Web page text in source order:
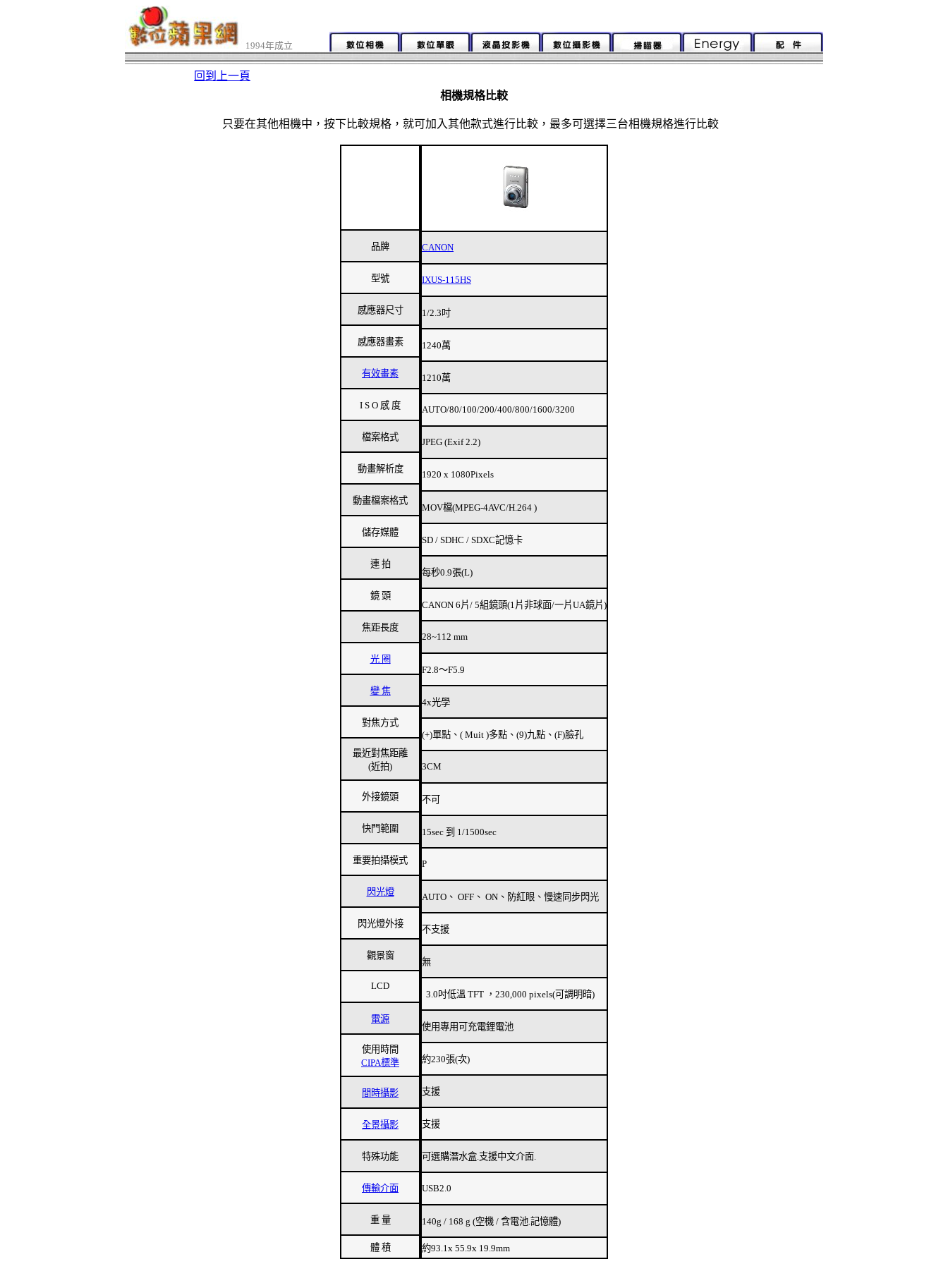
1994年成立
回到上一頁
相機規格比較
只要在其他相機中，按下比較規格，就可加入其他款式進行比較，最多可選擇三台相機規格進行比較
品牌
型號
感應器尺寸
感應器畫素
有效畫素
I S O 感 度
檔案格式
動畫解析度
動畫檔案格式
儲存媒體
連 拍
鏡 頭
焦距長度
光 圈
變 焦
對焦方式
最近對焦距離
(近拍)
外接鏡頭
快門範圍
重要拍攝模式
閃光燈
閃光燈外接
觀景窗
LCD
電源
使用時間
CIPA標準
間時攝影
全景攝影
特殊功能
傳輸介面
重 量
體 積
CANON
IXUS-115HS
1/2.3吋
1240萬
1210萬
AUTO/80/100/200/400/800/1600/3200
JPEG (Exif 2.2)
1920 x 1080Pixels
MOV檔(MPEG-4AVC/H.264 )
SD / SDHC / SDXC記憶卡
每秒0.9張(L)
CANON 6片/ 5組鏡頭(1片非球面/一片UA鏡片)
28~112 mm
F2.8～F5.9
4x光學
(+)單點、( Muit )多點、(9)九點、(F)臉孔
3CM
不可
15sec 到 1/1500sec
P
AUTO、 OFF、 ON、防紅眼、慢速同步閃光
不支援
無
3.0吋低溫 TFT ，230,000 pixels(可調明暗)
使用專用可充電鋰電池
約230張(次)
支援
支援
可選購潛水盒.支援中文介面.
USB2.0
140g / 168 g (空機 / 含電池.記憶體)
約93.1x 55.9x 19.9mm